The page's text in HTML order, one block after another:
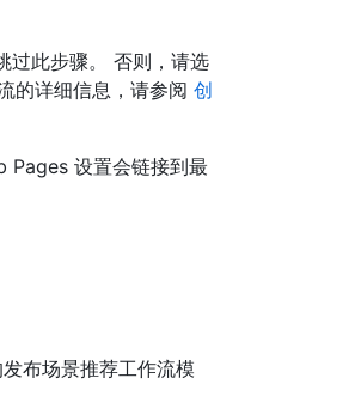
过此步骤。 否则，请选
的详细信息，请参阅 创
Pages 设置会链接到最
布场景推荐工作流模